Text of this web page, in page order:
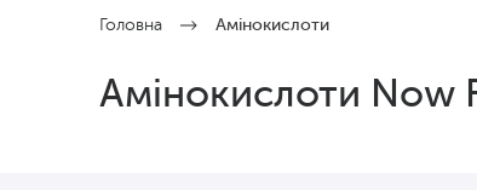
Головна Амінокислоти
Амінокислоти Now